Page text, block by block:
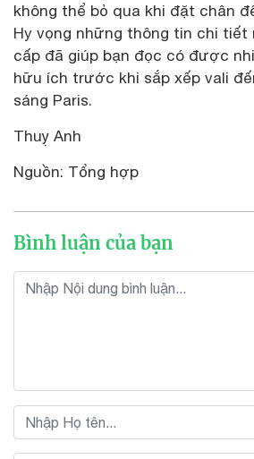
không thể bỏ qua khi đặt chân
Hy vọng những thông tin chi tiết
cấp đã giúp bạn đọc có được
hữu ích trước khi sắp xếp vali
sáng Paris.
Thuỵ Anh
Nguồn: Tổng hợp
Bình luận của bạn